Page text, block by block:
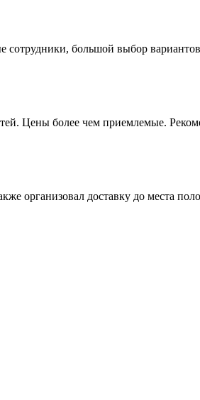
сотрудники, большой выбор
Цены более чем приемлемые.
организовал доставку до места